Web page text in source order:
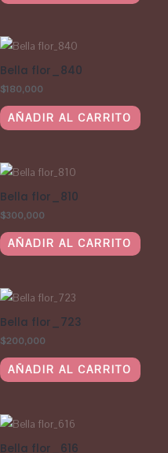
Bella flor_840
$180,000
AÑADIR AL CARRITO
Bella flor_810
$300,000
AÑADIR AL CARRITO
Bella flor_723
$200,000
AÑADIR AL CARRITO
Bella flor_616